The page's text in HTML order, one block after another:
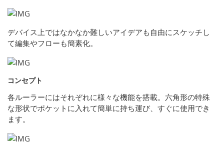
デバイス上ではなかなか難しいアイデアも自由にスケッチし
て編集やフローも簡素化。
コンセプト
各ルーラーにはそれぞれに様々な機能を搭載。六角形の特殊
な形状でポケットに入れて簡単に持ち運び、すぐに使用でき
ます。